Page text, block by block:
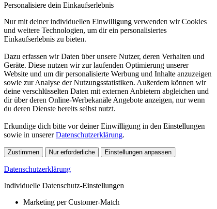
Personalisiere dein Einkaufserlebnis
Nur mit deiner individuellen Einwilligung verwenden wir Cookies
und weitere Technologien, um dir ein personalisiertes
Einkaufserlebnis zu bieten.
Dazu erfassen wir Daten über unsere Nutzer, deren Verhalten und
Geräte. Diese nutzen wir zur laufenden Optimierung unserer
Website und um dir personalisierte Werbung und Inhalte anzuzeigen
sowie zur Analyse der Nutzungsstatistiken. Außerdem können wir
deine verschlüsselten Daten mit externen Anbietern abgleichen und
dir über deren Online-Werbekanäle Angebote anzeigen, nur wenn
du deren Dienste bereits selbst nutzt.
Erkundige dich bitte vor deiner Einwilligung in den Einstellungen
sowie in unsererDatenschutzerklärung.
Zustimmen Nur erforderliche Einstellungen anpassen
Datenschutzerklärung
Individuelle Datenschutz-Einstellungen
Marketing per Customer-Match